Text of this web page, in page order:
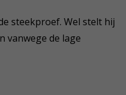
steekproef. Wel stelt hij
vanwege de lage